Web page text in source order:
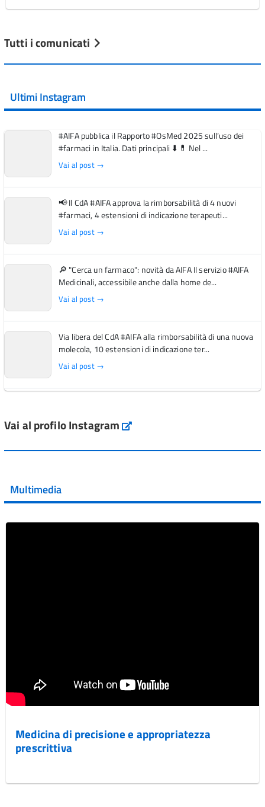
Tutti i comunicati
Ultimi Instagram
#AIFA pubblica il Rapporto #OsMed 2025 sull’uso dei
#farmaci in Italia. Dati principali ⬇️ 💊 Nel ...
Vai al post →
📢 Il CdA #AIFA approva la rimborsabilità di 4 nuovi
#farmaci, 4 estensioni di indicazione terapeuti...
Vai al post →
🔎 "Cerca un farmaco": novità da AIFA Il servizio #AIFA
Medicinali, accessibile anche dalla home de...
Vai al post →
Via libera del CdA #AIFA alla rimborsabilità di una nuova
molecola, 10 estensioni di indicazione ter...
Vai al post →
Vai al post →
Vai al post →
Vai al profilo Instagram Instagram
Multimedia
Medicina di precisione e appropriatezza
prescrittiva